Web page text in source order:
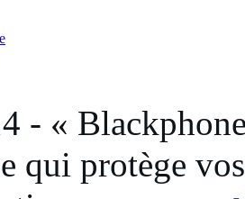
- «
qui protège vos